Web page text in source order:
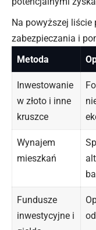
Na powyższej liście
zabezpieczania i
Metoda
Inwestowanie
w złoto i inne
kruszce
Wynajem
mieszkań
Fundusze
inwestycyjne i